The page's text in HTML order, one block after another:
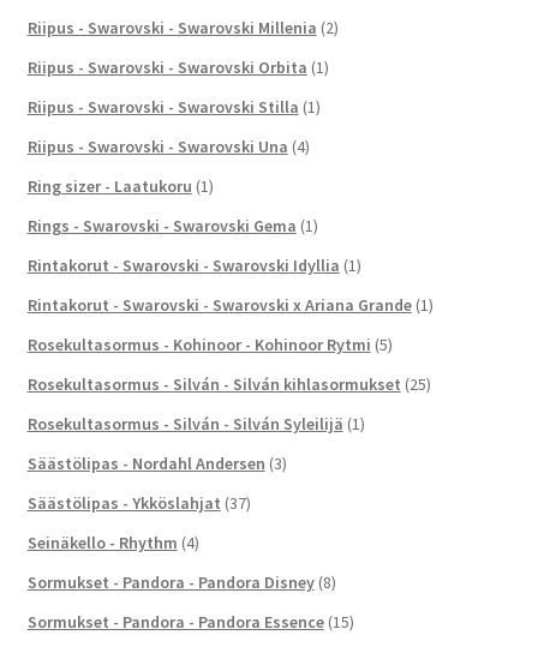
Riipus - Swarovski - Swarovski Millenia (2)
Riipus - Swarovski - Swarovski Orbita (1)
Riipus - Swarovski - Swarovski Stilla (1)
Riipus - Swarovski - Swarovski Una (4)
Ring sizer - Laatukoru (1)
Rings - Swarovski - Swarovski Gema (1)
Rintakorut - Swarovski - Swarovski Idyllia (1)
Rintakorut - Swarovski - Swarovski x Ariana Grande (1)
Rosekultasormus - Kohinoor - Kohinoor Rytmi (5)
Rosekultasormus - Silván - Silván kihlasormukset (25)
Rosekultasormus - Silván - Silván Syleilijä (1)
Säästölipas - Nordahl Andersen (3)
Säästölipas - Ykköslahjat (37)
Seinäkello - Rhythm (4)
Sormukset - Pandora - Pandora Disney (8)
Sormukset - Pandora - Pandora Essence (15)